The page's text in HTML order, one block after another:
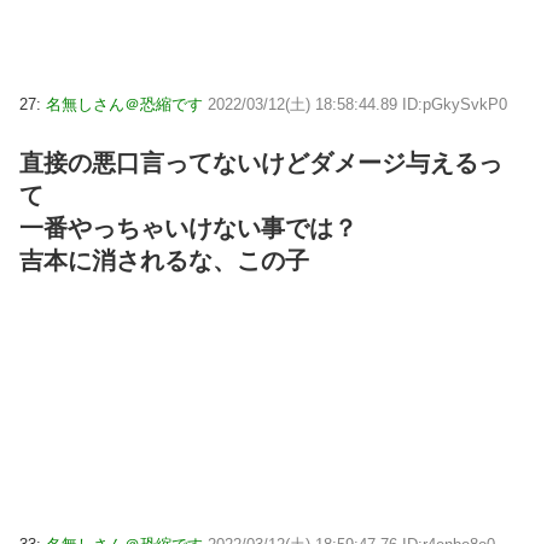
27: 名無しさん＠恐縮です 2022/03/12(土) 18:58:44.89 ID:pGkySvkP0
直接の悪口言ってないけどダメージ与えるっ
て
一番やっちゃいけない事では？
吉本に消されるな、この子